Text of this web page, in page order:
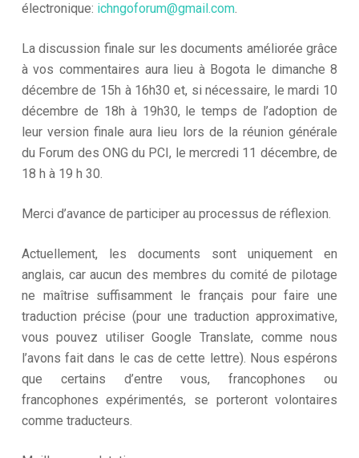
électronique: ichngoforum@gmail.com.
La discussion finale sur les documents améliorée grâce
à vos commentaires aura lieu à Bogota le dimanche 8
décembre de 15h à 16h30 et, si nécessaire, le mardi 10
décembre de 18h à 19h30, le temps de l’adoption de
leur version finale aura lieu lors de la réunion générale
du Forum des ONG du PCI, le mercredi 11 décembre, de
18 h à 19 h 30.
Merci d’avance de participer au processus de réflexion.
Actuellement, les documents sont uniquement en
anglais, car aucun des membres du comité de pilotage
ne maîtrise suffisamment le français pour faire une
traduction précise (pour une traduction approximative,
vous pouvez utiliser Google Translate, comme nous
l’avons fait dans le cas de cette lettre). Nous espérons
que certains d’entre vous, francophones ou
francophones expérimentés, se porteront volontaires
comme traducteurs.